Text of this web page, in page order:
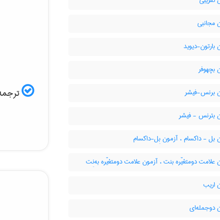
مجانبی
دیوید
بچهوفر
برنس-فیشر
بئرنس - فیشر
بل - داکسام ، آزمون بِل-داکسام
علامت دومتغیّره بنت ، آزمون علامت دومتغیّره به‌نِت
اریب
دوجمله‌ای